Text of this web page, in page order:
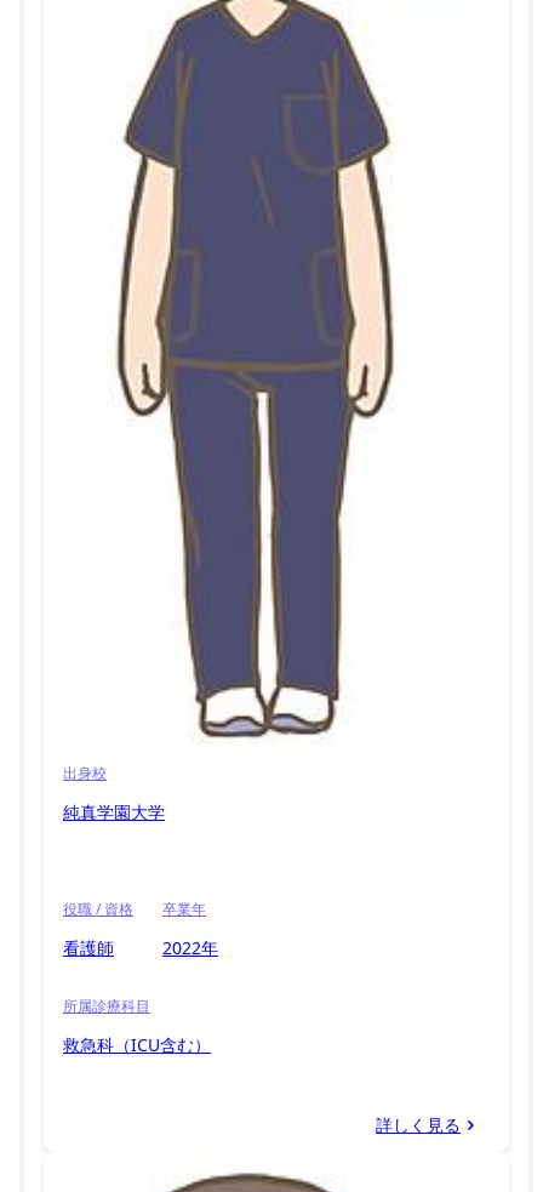
出身校
純真学園大学
役職 / 資格
看護師
卒業年
2022年
所属診療科目
救急科（ICU含む）
詳しく見る